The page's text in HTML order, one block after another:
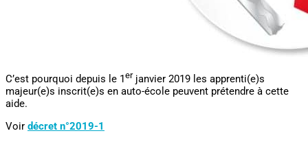
C’est pourquoi depuis le 1er janvier 2019 les apprenti(e)s
majeur(e)s inscrit(e)s en auto-école peuvent prétendre à cette
aide.
Voir décret n°2019-1